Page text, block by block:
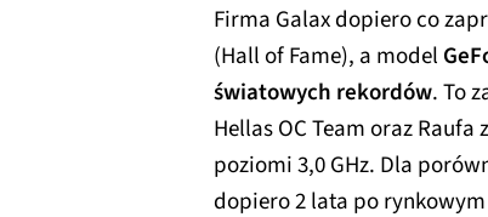
Firma Galax dopiero co
(Hall of Fame), a model
światowych rekordów. To
Hellas OC Team oraz
poziomi 3,0 GHz. Dla
dopiero 2 lata po